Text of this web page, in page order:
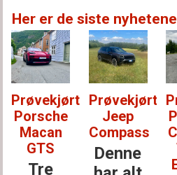
Her er de siste
Prøvekjørt:
Porsche
Macan
GTS
Tre
Prøvekjørt:
Jeep
Compass
Denne